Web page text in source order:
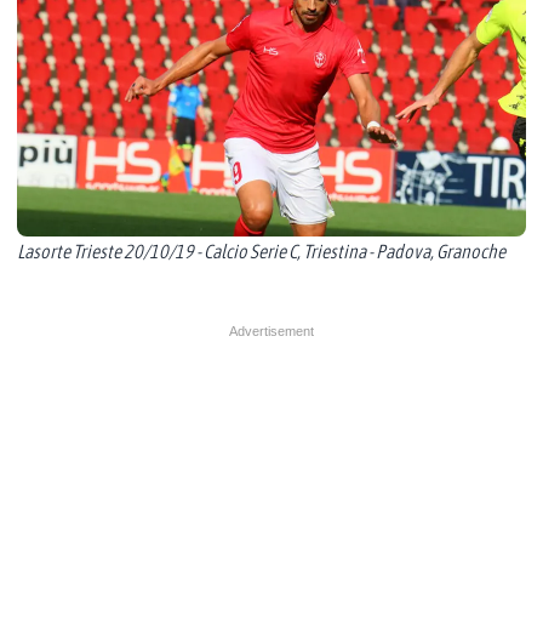
Lasorte Trieste 20/10/19 - Calcio Serie C, Triestina - Padova, Granoche